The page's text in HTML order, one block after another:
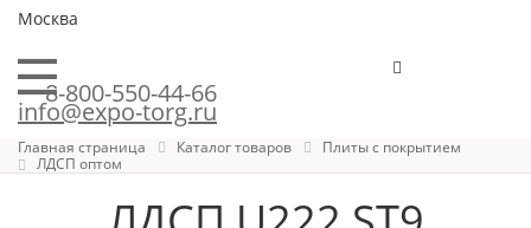
Москва
8-800-550-44-66
info@expo-torg.ru
Главная страница Каталог товаров
Плиты с покрытием
ЛДСП оптом